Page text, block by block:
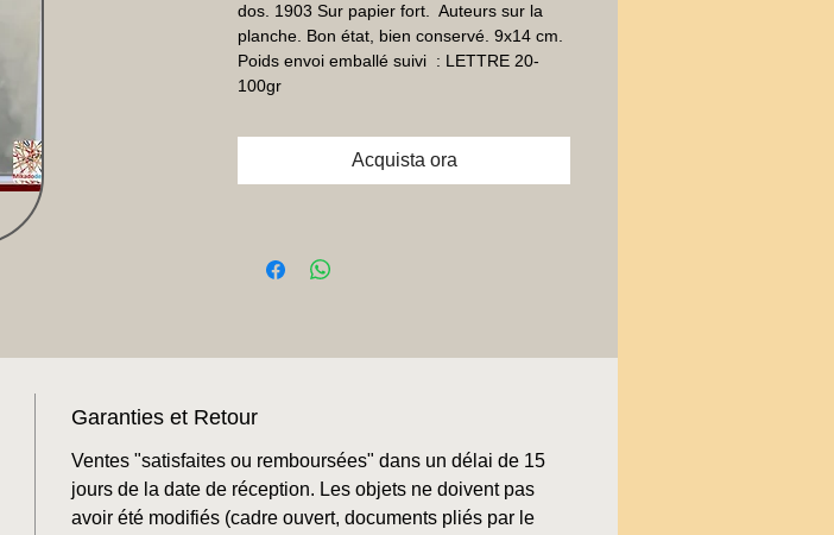
dos. 1903 Sur papier fort.  Auteurs sur la
planche. Bon état, bien conservé. 9x14 cm.
Poids envoi emballé suivi  : LETTRE 20-
100gr
Acquista ora
Garanties et Retour
Ventes "satisfaites ou remboursées" dans un délai de 15
jours de la date de réception. Les objets ne doivent pas
avoir été modifiés (cadre ouvert, documents pliés par le